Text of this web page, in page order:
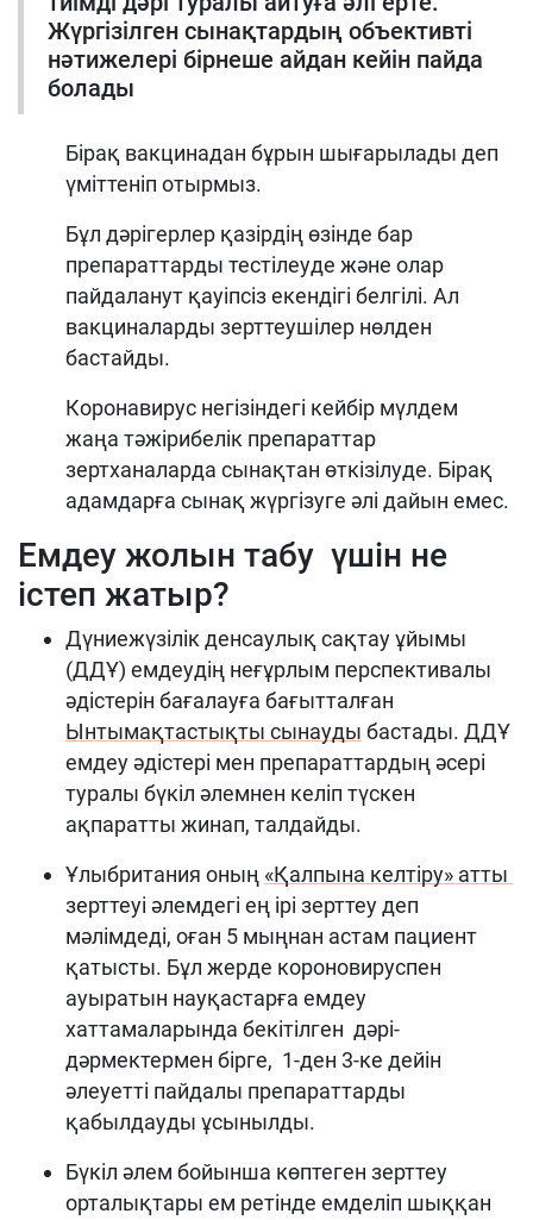
Жүргізілген сынақтардың объективті
нәтижелері бірнеше айдан кейін пайда
болады
Бірақ вакцинадан бұрын шығарылады деп
үміттеніп отырмыз.
Бұл дәрігерлер қазірдің өзінде бар
препараттарды тестілеуде және олар
пайдаланут қауіпсіз екендігі белгілі. Ал
вакциналарды зерттеушілер нөлден
бастайды.
Коронавирус негізіндегі кейбір мүлдем
жаңа тәжірибелік препараттар
зертханаларда сынақтан өткізілуде. Бірақ
адамдарға сынақ жүргізуге әлі дайын емес.
Емдеу жолын табу үшін не
істеп жатыр?
Дүниежүзілік денсаулық сақтау ұйымы
(ДДҰ) емдеудің неғұрлым перспективалы
әдістерін бағалауға бағытталған
Ынтымақтастықты сынауды бастады. ДДҰ
емдеу әдістері мен препараттардың әсері
туралы бүкіл әлемнен келіп түскен
ақпаратты жинап, талдайды.
Ұлыбритания оның «Қалпына келтіру» атты
зерттеуі әлемдегі ең ірі зерттеу деп
мәлімдеді, оған 5 мыңнан астам пациент
қатысты. Бұл жерде короновируспен
ауыратын науқастарға емдеу
хаттамаларында бекітілген дәрі-
дәрмектермен бірге, 1-ден 3-ке дейін
әлеуетті пайдалы препараттарды
қабылдауды ұсынылды.
Бүкіл әлем бойынша көптеген зерттеу
орталықтары ем ретінде емделіп шыққан